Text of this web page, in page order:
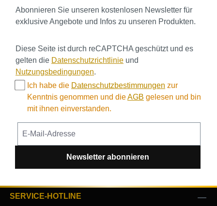
Abonnieren Sie unseren kostenlosen Newsletter für
exklusive Angebote und Infos zu unseren Produkten.
Diese Seite ist durch reCAPTCHA geschützt und es
gelten die Datenschutzrichtlinie und
Nutzungsbedingungen.
Ich habe die Datenschutzbestimmungen zur
Kenntnis genommen und dieAGB gelesen und bin
mit ihnen einverstanden.
Newsletter abonnieren
SERVICE-HOTLINE